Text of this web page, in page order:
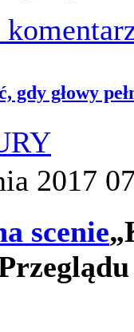
gdy głowy
2017